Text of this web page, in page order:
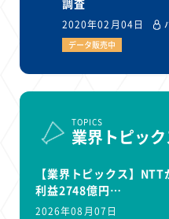
2020年02月04日
データ販売中
TOPICS
業界トピッ
【業界トピックス】
利益2748億円…
2026年08月07日